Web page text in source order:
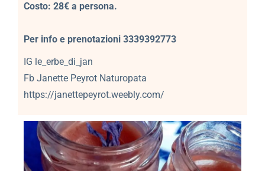
Costo: 28€ a persona.
Per info e prenotazioni 3339392773
IG le_erbe_di_jan
Fb Janette Peyrot Naturopata
https://janettepeyrot.weebly.com/